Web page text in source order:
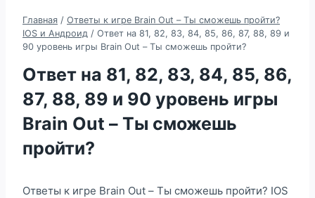
Главная / Ответы к игре Brain Out – Ты сможешь пройти?
IOS и Андроид / Ответ на 81, 82, 83, 84, 85, 86, 87, 88, 89 и
90 уровень игры Brain Out – Ты сможешь пройти?
Ответ на 81, 82, 83, 84, 85, 86,
87, 88, 89 и 90 уровень игры
Brain Out – Ты сможешь
пройти?
Ответы к игре Brain Out – Ты сможешь пройти? IOS